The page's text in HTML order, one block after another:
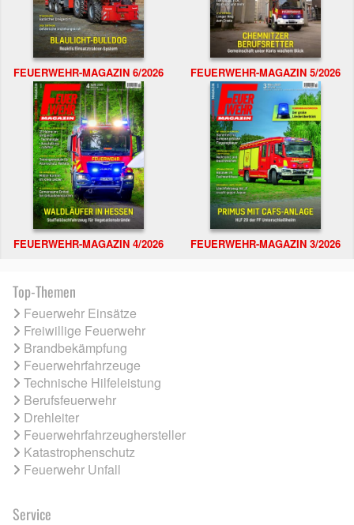
FEUERWEHR-MAGAZIN 6/2026 FEUERWEHR-MAGAZIN 5/2026
FEUERWEHR-MAGAZIN 4/2026 FEUERWEHR-MAGAZIN 3/2026
Top-Themen
Feuerwehr Einsätze
Freiwillige Feuerwehr
Brandbekämpfung
Feuerwehrfahrzeuge
Technische Hilfeleistung
Berufsfeuerwehr
Drehleiter
Feuerwehrfahrzeughersteller
Katastrophenschutz
Feuerwehr Unfall
Service